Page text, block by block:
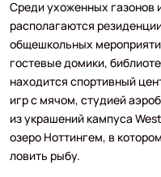
Среди ухоженных газонов
располагаются
общешкольных
гостевые домики,
находится спортивный
игр с мячом, студией
из украшений кампуса
озеро Ноттингем, в
ловить рыбу.